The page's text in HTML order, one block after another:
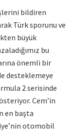
bildiren
Türk sporunu ve
büyük
bu
önemli bir
desteklemeye
2 serisinde
Cem’in
en başta
otomobil